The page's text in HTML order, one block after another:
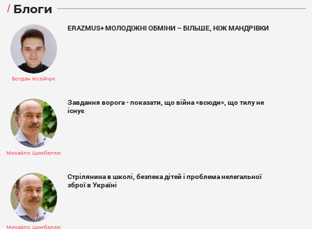
Блоги
Богдан Козійчук
ERAZMUS+ МОЛОДІЖНІ ОБМІНИ – БІЛЬШЕ, НІЖ МАНДРІВКИ
Михайло Цимбалюк
Завдання ворога - показати, що війна «всюди», що тилу не
існує
Михайло Цимбалюк
Стрілянина в школі, безпека дітей і проблема нелегальної
зброї в Україні